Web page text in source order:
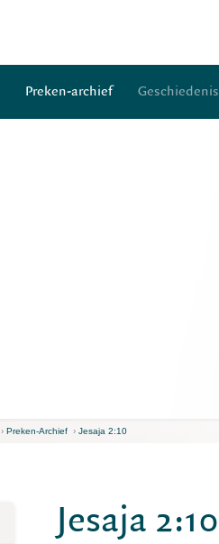
Preken-archief Geschiedenis
› Preken-Archief › Jesaja 2:10
Jesaja 2:10